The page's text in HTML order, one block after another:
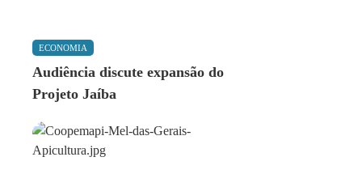
ECONOMIA
Audiência discute expansão do
Projeto Jaíba